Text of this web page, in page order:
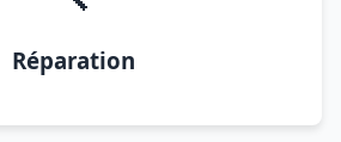
Réparation